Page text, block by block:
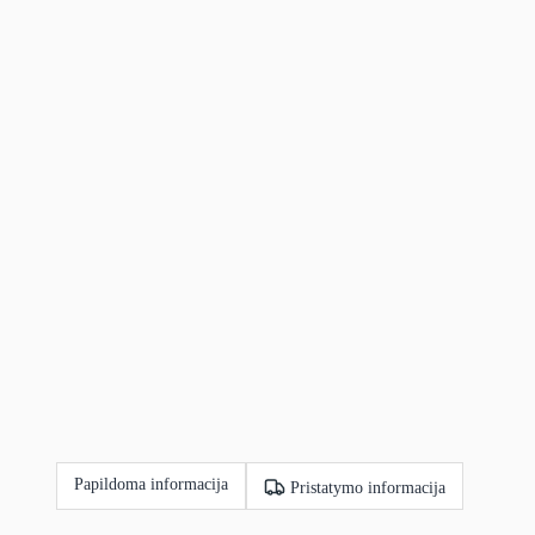
Papildoma informacija Pristatymo informacija